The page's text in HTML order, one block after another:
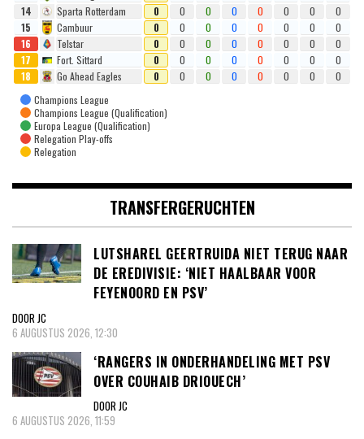
14
Sparta Rotterdam 0 0 0 0 0 0 0
0
15
Cambuur 0 0 0 0 0 0 0
0
16
Telstar 0 0 0 0 0 0 0
0
17
Fort. Sittard 0 0 0 0 0 0 0
0
18
Go Ahead Eagles 0 0 0 0 0 0 0
0
Champions League
Champions League (Qualification)
Europa League (Qualification)
Relegation Play-offs
Relegation
TRANSFERGERUCHTEN
LUTSHAREL GEERTRUIDA NIET TERUG NAAR
DE EREDIVISIE: ‘NIET HAALBAAR VOOR
FEYENOORD EN PSV’
DOOR JC
6 AUGUSTUS 2026, 12:30
‘RANGERS IN ONDERHANDELING MET PSV
OVER COUHAIB DRIOUECH’
DOOR JC
6 AUGUSTUS 2026, 11:59